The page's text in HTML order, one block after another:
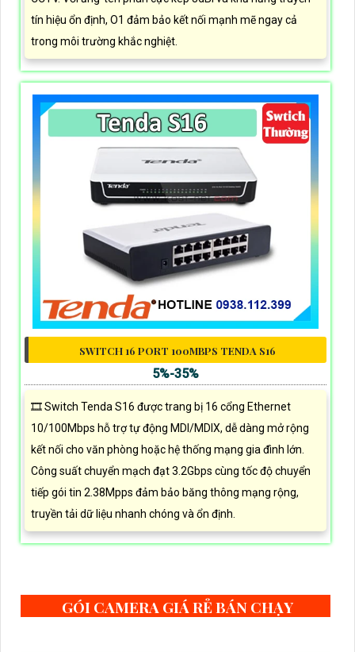
tín hiệu ổn định, O1 đảm bảo kết nối mạnh mẽ ngay cả
trong môi trường khắc nghiệt.
SWITCH 16 PORT 100MBPS TENDA S16
5%-35%
🎞 Switch Tenda S16 được trang bị 16 cổng Ethernet
10/100Mbps hỗ trợ tự động MDI/MDIX, dễ dàng mở rộng
kết nối cho văn phòng hoặc hệ thống mạng gia đình lớn.
Công suất chuyển mạch đạt 3.2Gbps cùng tốc độ chuyển
tiếp gói tin 2.38Mpps đảm bảo băng thông mạng rộng,
truyền tải dữ liệu nhanh chóng và ổn định.
GÓI CAMERA GIÁ RẺ BÁN CHẠY